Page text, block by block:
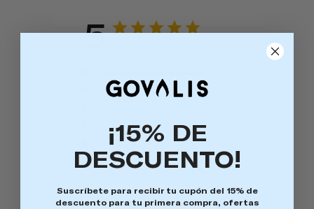
5
¡15% DE
DESCUENTO!
Suscríbete para recibir tu cupón del 15% de
descuento para tu primera compra, ofertas